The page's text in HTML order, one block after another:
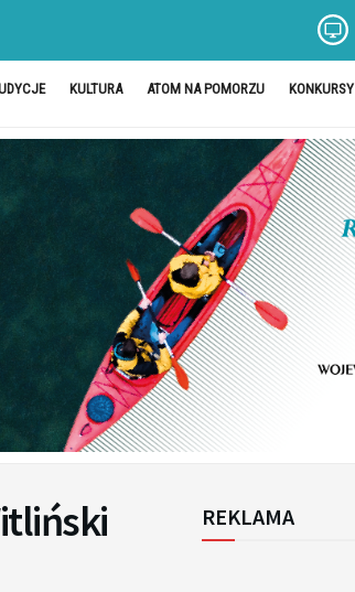
KULTURA ATOM NA POMORZU KONKURSY
REKLAMA